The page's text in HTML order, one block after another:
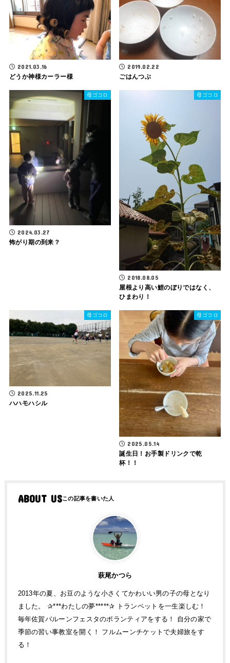
2021.03.16
どうか神様カーラー様
2019.02.22
ごはんつぶ
母ゴコロ
2024.03.27
怖がり期の到来？
母ゴコロ
2018.08.05
屋根より高い鯉のぼりではなく、
ひまわり！
母ゴコロ
2025.11.25
ハハモハシル
母ゴコロ
2025.05.14
誕生日！お手製ドリンクで乾
杯！！
ABOUT US
萩尾かつら
2013年の夏、お豆のような小さくてかわいい男の子の母となり
ました。 ✰***わたしの夢*****✰ トランペットを一生楽しむ！
毎年佐賀バルーンフェスタのボランティアをする！ 自分の家で
季節の習い事教室を開く！ フルムーンチケットで夫婦旅をす
る！